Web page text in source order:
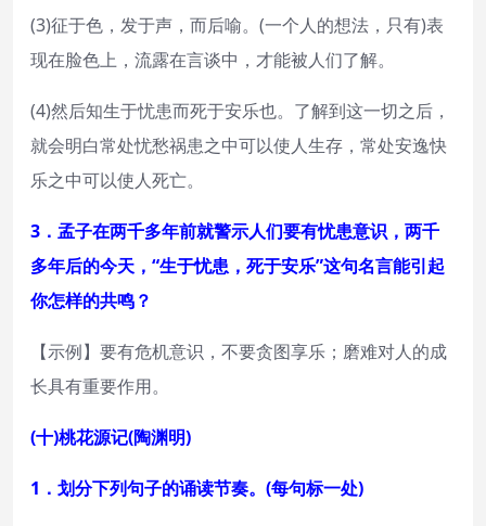
(3)征于色，发于声，而后喻。(一个人的想法，只有)表
现在脸色上，流露在言谈中，才能被人们了解。
(4)然后知生于忧患而死于安乐也。了解到这一切之后，
就会明白常处忧愁祸患之中可以使人生存，常处安逸快
乐之中可以使人死亡。
3．孟子在两千多年前就警示人们要有忧患意识，两千
多年后的今天，“生于忧患，死于安乐”这句名言能引起
你怎样的共鸣？
【示例】要有危机意识，不要贪图享乐；磨难对人的成
长具有重要作用。
(十)桃花源记(陶渊明)
1．划分下列句子的诵读节奏。(每句标一处)